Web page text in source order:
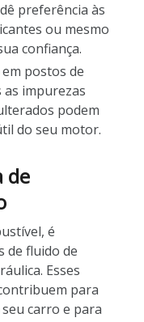
preferência às
ou mesmo
confiança.
postos de
as impurezas
podem
do seu motor.
de
é
de fluido de
Esses
para
carro e para